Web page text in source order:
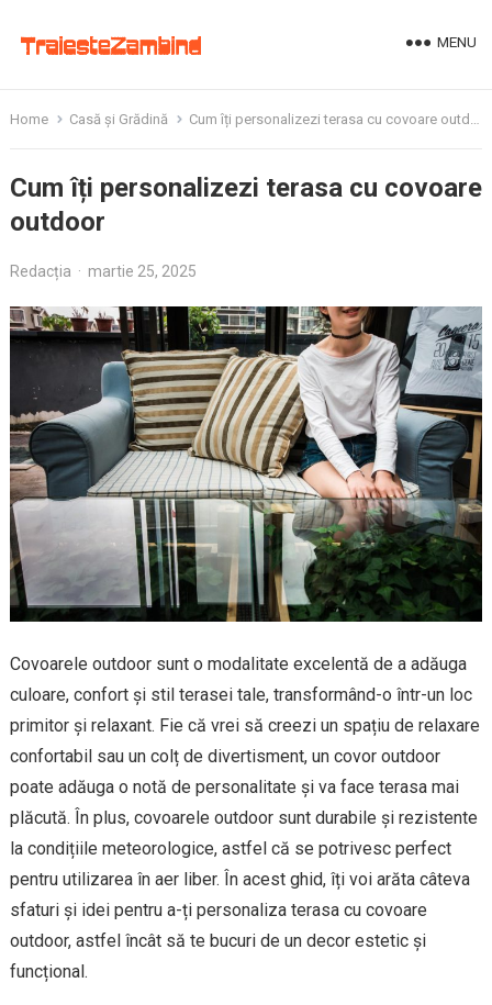
MENU
Home Casă și Grădină Cum îți personalizezi terasa cu covoare outdoor
Cum îți personalizezi terasa cu covoare
outdoor
Redacția · martie 25, 2025
Covoarele outdoor sunt o modalitate excelentă de a adăuga
culoare, confort și stil terasei tale, transformând-o într-un loc
primitor și relaxant. Fie că vrei să creezi un spațiu de relaxare
confortabil sau un colț de divertisment, un covor outdoor
poate adăuga o notă de personalitate și va face terasa mai
plăcută. În plus, covoarele outdoor sunt durabile și rezistente
la condițiile meteorologice, astfel că se potrivesc perfect
pentru utilizarea în aer liber. În acest ghid, îți voi arăta câteva
sfaturi și idei pentru a-ți personaliza terasa cu covoare
outdoor, astfel încât să te bucuri de un decor estetic și
funcțional.